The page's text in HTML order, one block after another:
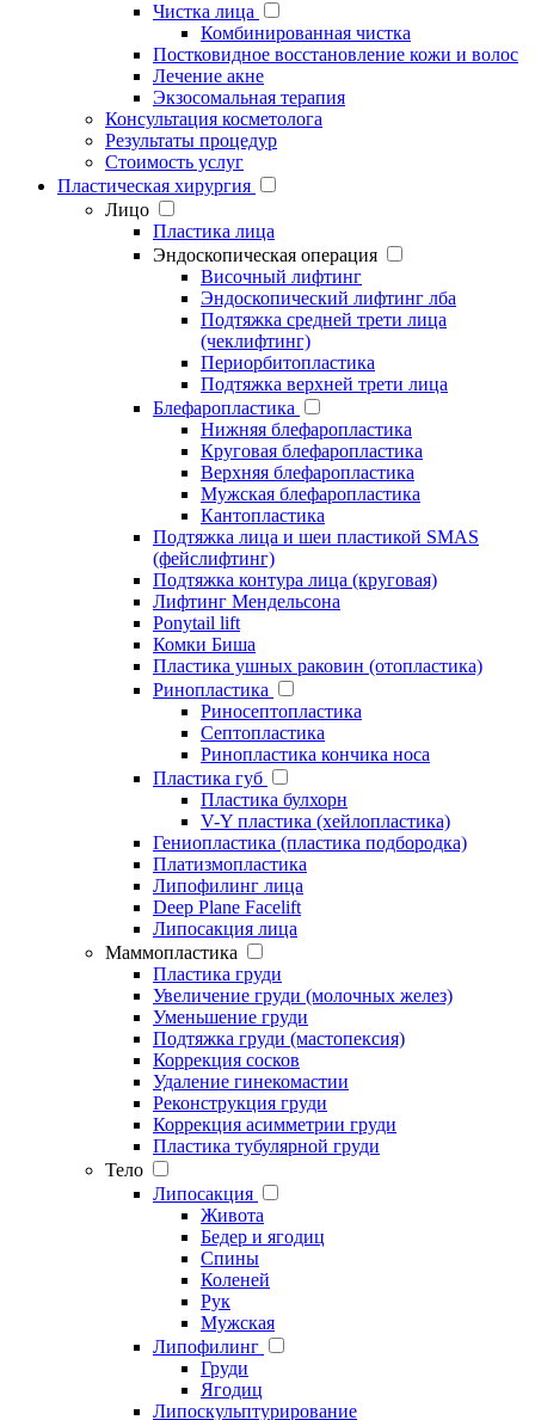
Чистка лица
Комбинированная чистка
Постковидное восстановление кожи и волос
Лечение акне
Экзосомальная терапия
Консультация косметолога
Результаты процедур
Стоимость услуг
Пластическая хирургия
Лицо
Пластика лица
Эндоскопическая операция
Височный лифтинг
Эндоскопический лифтинг лба
Подтяжка средней трети лица
(чеклифтинг)
Периорбитопластика
Подтяжка верхней трети лица
Блефаропластика
Нижняя блефаропластика
Круговая блефаропластика
Верхняя блефаропластика
Мужская блефаропластика
Кантопластика
Подтяжка лица и шеи пластикой SMAS
(фейслифтинг)
Подтяжка контура лица (круговая)
Лифтинг Мендельсона
Ponytail lift
Комки Биша
Пластика ушных раковин (отопластика)
Ринопластика
Риносептопластика
Септопластика
Ринопластика кончика носа
Пластика губ
Пластика булхорн
V-Y пластика (хейлопластика)
Гениопластика (пластика подбородка)
Платизмопластика
Липофилинг лица
Deep Plane Facelift
Липосакция лица
Маммопластика
Пластика груди
Увеличение груди (молочных желез)
Уменьшение груди
Подтяжка груди (мастопексия)
Коррекция сосков
Удаление гинекомастии
Реконструкция груди
Коррекция асимметрии груди
Пластика тубулярной груди
Тело
Липосакция
Живота
Бедер и ягодиц
Спины
Коленей
Рук
Мужская
Липофилинг
Груди
Ягодиц
Липоскульптурирование